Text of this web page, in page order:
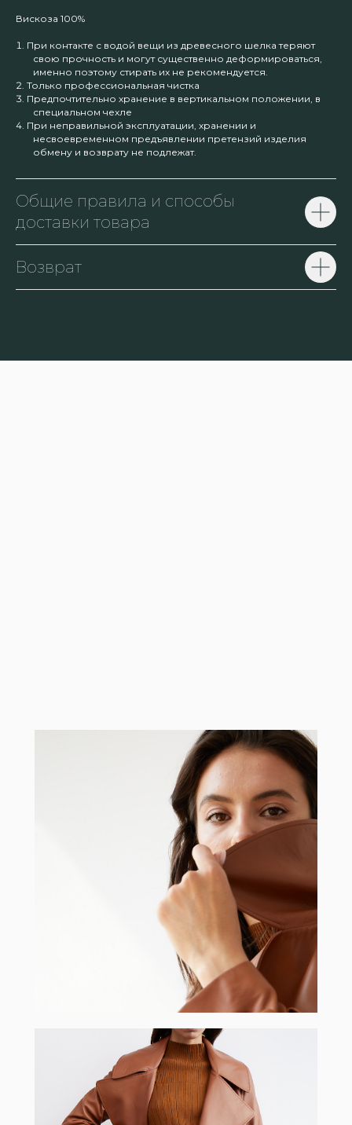
Вискоза 100%
При контакте с водой вещи из древесного шелка теряют
свою прочность и могут существенно деформироваться,
именно поэтому стирать их не рекомендуется.
Только профессиональная чистка
Предпочтительно хранение в вертикальном положении, в
специальном чехле
При неправильной эксплуатации, хранении и
несвоевременном предъявлении претензий изделия
обмену и возврату не подлежат.
Общие правила и способы
доставки товара
Возврат